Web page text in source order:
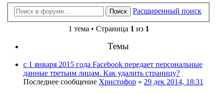
Поиск Расширенный поиск
1 тема • Страница 1 из 1
Темы
с 1 января 2015 года Facebook передает персональные
данные третьим лицам. Как удалить страницу?
Последнее сообщение Христофор « 29 дек 2014, 18:31